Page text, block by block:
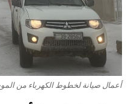
أعمال صيانة لخطوط الكهرباء من